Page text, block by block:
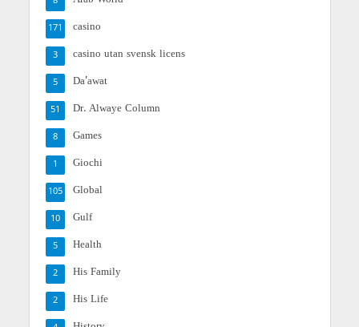
casino
171
casino utan svensk licens
3
Da'awat
5
Dr. Alwaye Column
51
Games
8
Giochi
1
Global
105
Gulf
10
Health
5
His Family
2
His Life
2